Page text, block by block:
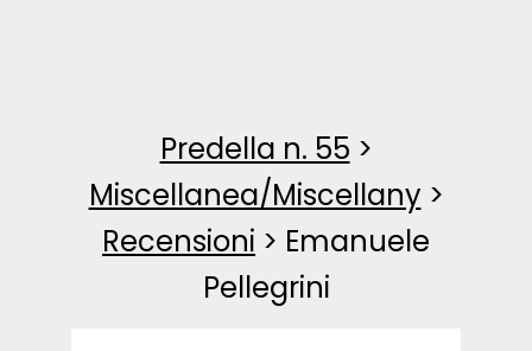
Predella n. 55 >
Miscellanea/Miscellany >
Recensioni > Emanuele
Pellegrini